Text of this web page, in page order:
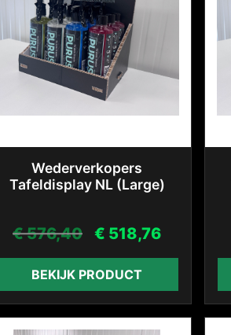
Wederverkopers
Tafeldisplay NL (Large)
€576,40 € 518,76
BEKIJK PRODUCT